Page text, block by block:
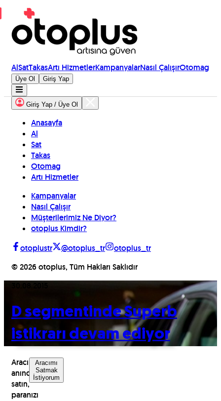
AlSatTakasArtı HizmetlerKampanyalarNasıl ÇalışırOtomag
Üye Ol Giriş Yap
Giriş Yap / Üye Ol
Anasayfa
Al
Sat
Takas
Otomag
Artı Hizmetler
Kampanyalar
Nasıl Çalışır
Müşterilerimiz Ne Diyor?
otoplus Kimdir?
otoplustr
@otoplus_tr
otoplus_tr
© 2026 otoplus, Tüm Hakları Saklıdır
D segmentinde Superb
istikrarı devam ediyor
Aracınızı
anında
satın,
paranızı
Aracımı
Satmak
İstiyorum